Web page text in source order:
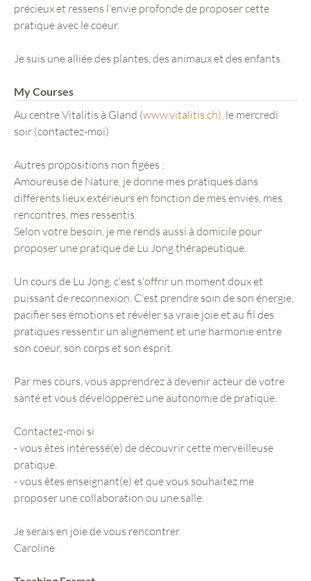
précieux et ressens l'envie profonde de proposer cette
pratique avec le coeur.
Je suis une alliée des plantes, des animaux et des enfants.
My Courses
Au centre Vitalitis à Gland (www.vitalitis.ch), le mercredi
soir (contactez-moi)
Autres propositions non figées :
Amoureuse de Nature, je donne mes pratiques dans
différents lieux extérieurs en fonction de mes envies, mes
rencontres, mes ressentis.
Selon votre besoin, je me rends aussi à domicile pour
proposer une pratique de Lu Jong thérapeutique.
Un cours de Lu Jong, c'est s'offrir un moment doux et
puissant de reconnexion. C'est prendre soin de son énergie,
pacifier ses émotions et révéler sa vraie joie et au fil des
pratiques ressentir un alignement et une harmonie entre
son coeur, son corps et son esprit.
Par mes cours, vous apprendrez à devenir acteur de votre
santé et vous développerez une autonomie de pratique.
Contactez-moi si
- vous êtes intéressé(e) de découvrir cette merveilleuse
pratique.
- vous êtes enseignant(e) et que vous souhaitez me
proposer une collaboration ou une salle.
Je serais en joie de vous rencontrer.
Caroline